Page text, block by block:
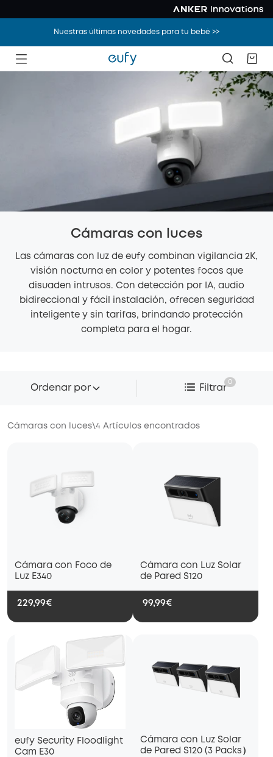
Nuestras últimas novedades para tu bebé >>
Cámaras con luces
Las cámaras con luz de eufy combinan vigilancia 2K,
visión nocturna en color y potentes focos que
disuaden intrusos. Con detección por IA, audio
bidireccional y fácil instalación, ofrecen seguridad
inteligente y sin tarifas, brindando protección
completa para el hogar.
Filtrar
0
Ordenar por
Cámaras con luces\4 Artículos encontrados
Cámara con Foco de
Luz E340
229,99€
Cámara con Luz Solar
de Pared S120
99,99€
eufy Security Floodlight
Cam E30
Cámara con Luz Solar
de Pared S120 (3 Packs）